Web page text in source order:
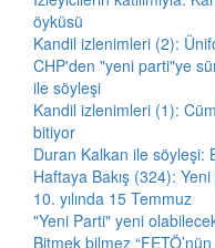
öyküsü
Kandil izlenimleri (2):
CHP'den "yeni parti"ye
ile söyleşi
Kandil izlenimleri (1):
bitiyor
Duran Kalkan ile söyleşi:
Haftaya Bakış (324):
10. yılında 15 Temmuz
"Yeni Parti" yeni
Bitmek bilmez